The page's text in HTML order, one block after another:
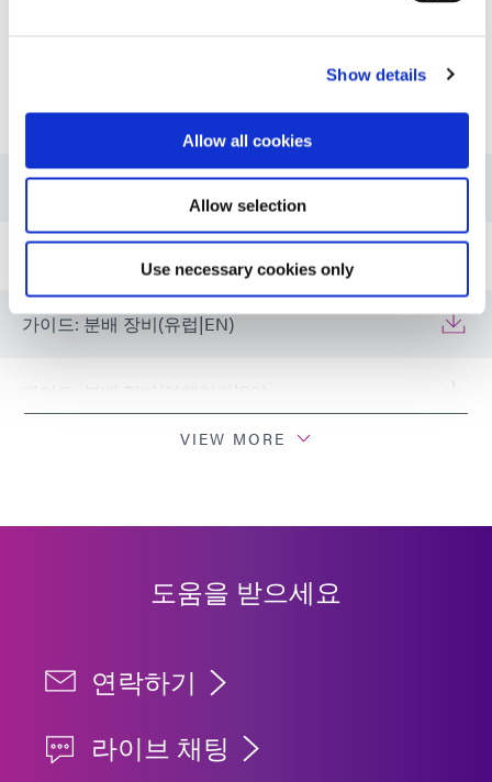
Show details
Allow all cookies
Allow selection
Use necessary cookies only
자원
가이드: 분배 장비(EN)
가이드: 분배 장비(유럽|EN)
가이드: 분배 장비(아메리카|ES)
VIEW MORE
도움을 받으세요
연락하기
라이브 채팅